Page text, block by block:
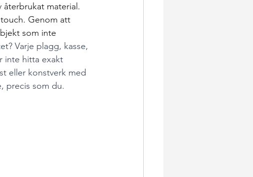
material.
Genom att
som inte
Varje plagg, kasse,
inte hitta exakt
eller konstverk med
precis som du.